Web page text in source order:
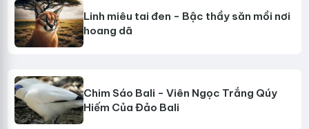
Linh miêu tai đen - Bậc thầy săn mồi nơi
hoang dã
Chim Sáo Bali - Viên Ngọc Trắng Qúy
Hiếm Của Đảo Bali